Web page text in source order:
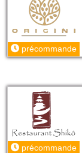
précommande
précommande